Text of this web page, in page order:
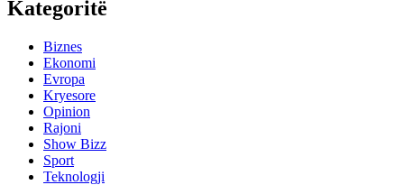
Kategoritë
Biznes
Ekonomi
Evropa
Kryesore
Opinion
Rajoni
Show Bizz
Sport
Teknologji